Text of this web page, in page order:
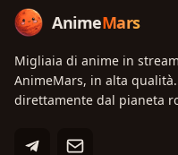
AnimeMars
Migliaia di anime in
AnimeMars, in alta
direttamente dal pianeta